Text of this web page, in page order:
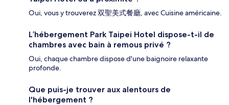
Oui, vous y trouverez 双聖美式餐廳, avec Cuisine américaine.
L’hébergement Park Taipei Hotel dispose-t-il de
chambres avec bain à remous privé ?
Oui, chaque chambre dispose d'une baignoire relaxante
profonde.
Que puis-je trouver aux alentours de
l'hébergement ?